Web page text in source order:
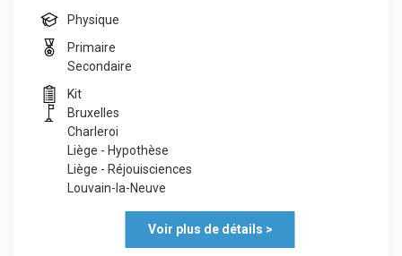
Physique
Primaire
Secondaire
Kit
Bruxelles
Charleroi
Liège - Hypothèse
Liège - Réjouisciences
Louvain-la-Neuve
Voir plus de détails >